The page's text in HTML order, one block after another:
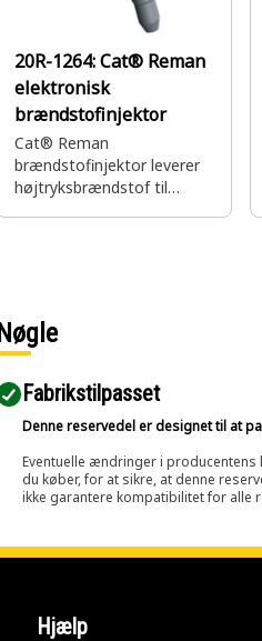
20R-1264:Cat® Reman
elektronisk
brændstofinjektor
Cat® Reman
brændstofinjektor leverer
højtryksbrændstof til
Nøgle
Fabrikstilpasset
Denne reservedel er designet til at
Eventuelle ændringer i producentens
du køber, for at sikre, at denne
ikke garantere kompatibilitet for alle
Hjælp